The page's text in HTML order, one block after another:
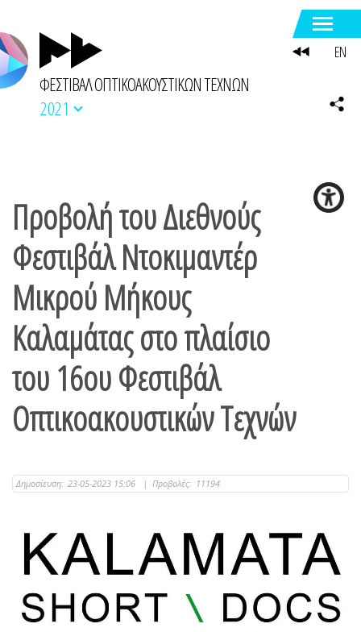
ΦΕΣΤΙΒΑΛ ΟΠΤΙΚΟΑΚΟΥΣΤΙΚΩΝ ΤΕΧΝΩΝ
2021
Προβολή του Διεθνούς
Φεστιβάλ Ντοκιμαντέρ
Μικρού Μήκους
Καλαμάτας στο πλαίσιο
του 16ου Φεστιβάλ
Οπτικοακουστικών Τεχνών
Δημοσίευση: 23-05-2023 15:06 | Προβολές: 11194
EN